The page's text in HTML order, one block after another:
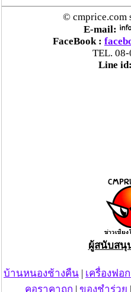
6. กรณีโควตาส่งออกไปอินโ
เนื่องจากเป็นตลาดที่มีนัยส
7. ขอรับสนับสนุนบรรจุภัณฑ์
เพื่อจำหน่ายสู่ผู้บริโภคโดยต
© cmprice.com
E-mail:
FaceBook :
TEL.
Line id:
ผู้สนับสนุ
บ้านหนองช้างคืน | เครื่องฟอ
คอราคาถูก | ของชำร่วย |